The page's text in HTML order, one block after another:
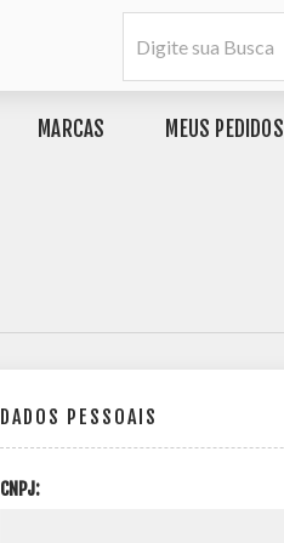
MARCAS MEUS PEDIDOS
DADOS PESSOAIS
CNPJ: